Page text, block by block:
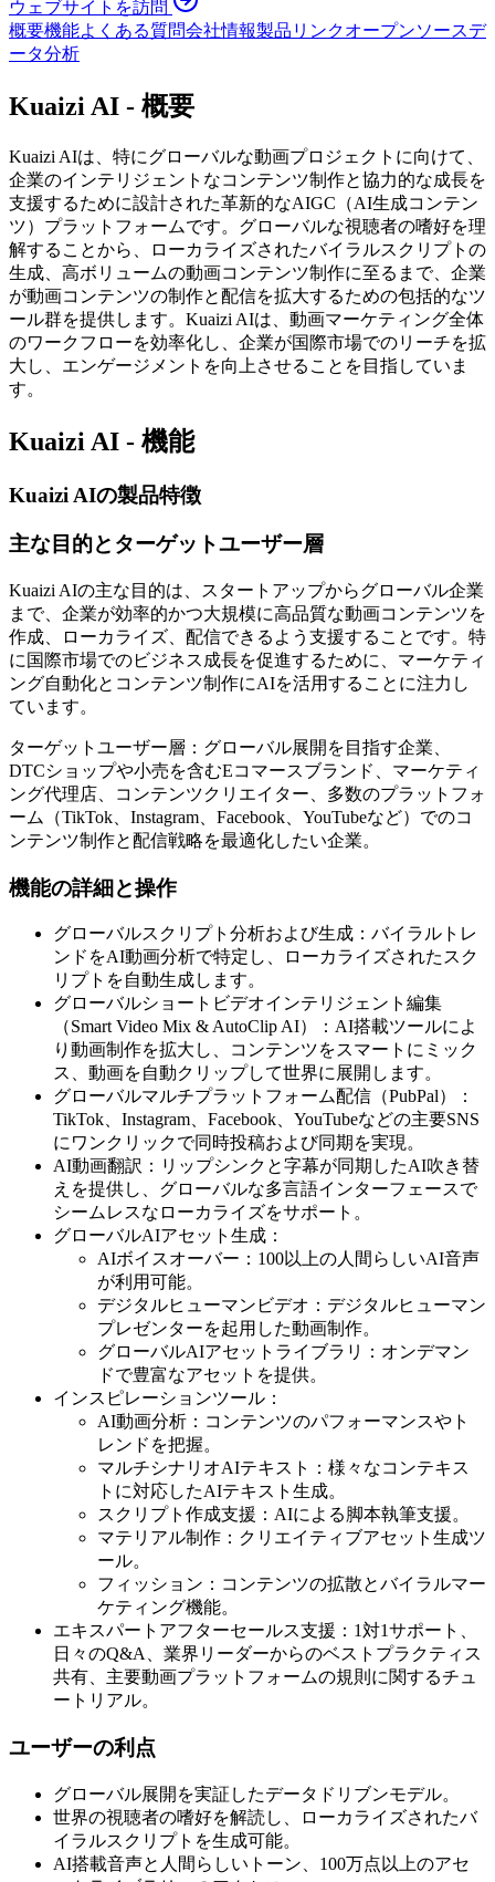
ウェブサイトを訪問
概要機能よくある質問会社情報製品リンクオープンソースデ
ータ分析
Kuaizi AI - 概要
Kuaizi AIは、特にグローバルな動画プロジェクトに向けて、
企業のインテリジェントなコンテンツ制作と協力的な成長を
支援するために設計された革新的なAIGC（AI生成コンテン
ツ）プラットフォームです。グローバルな視聴者の嗜好を理
解することから、ローカライズされたバイラルスクリプトの
生成、高ボリュームの動画コンテンツ制作に至るまで、企業
が動画コンテンツの制作と配信を拡大するための包括的なツ
ール群を提供します。Kuaizi AIは、動画マーケティング全体
のワークフローを効率化し、企業が国際市場でのリーチを拡
大し、エンゲージメントを向上させることを目指していま
す。
Kuaizi AI - 機能
Kuaizi AIの製品特徴
主な目的とターゲットユーザー層
Kuaizi AIの主な目的は、スタートアップからグローバル企業
まで、企業が効率的かつ大規模に高品質な動画コンテンツを
作成、ローカライズ、配信できるよう支援することです。特
に国際市場でのビジネス成長を促進するために、マーケティ
ング自動化とコンテンツ制作にAIを活用することに注力し
ています。
ターゲットユーザー層：グローバル展開を目指す企業、
DTCショップや小売を含むEコマースブランド、マーケティ
ング代理店、コンテンツクリエイター、多数のプラットフォ
ーム（TikTok、Instagram、Facebook、YouTubeなど）でのコ
ンテンツ制作と配信戦略を最適化したい企業。
機能の詳細と操作
グローバルスクリプト分析および生成：バイラルトレ
ンドをAI動画分析で特定し、ローカライズされたスク
リプトを自動生成します。
グローバルショートビデオインテリジェント編集
（Smart Video Mix & AutoClip AI）：AI搭載ツールによ
り動画制作を拡大し、コンテンツをスマートにミック
ス、動画を自動クリップして世界に展開します。
グローバルマルチプラットフォーム配信（PubPal）：
TikTok、Instagram、Facebook、YouTubeなどの主要SNS
にワンクリックで同時投稿および同期を実現。
AI動画翻訳：リップシンクと字幕が同期したAI吹き替
えを提供し、グローバルな多言語インターフェースで
シームレスなローカライズをサポート。
グローバルAIアセット生成：
AIボイスオーバー：100以上の人間らしいAI音声
が利用可能。
デジタルヒューマンビデオ：デジタルヒューマン
プレゼンターを起用した動画制作。
グローバルAIアセットライブラリ：オンデマン
ドで豊富なアセットを提供。
インスピレーションツール：
AI動画分析：コンテンツのパフォーマンスやト
レンドを把握。
マルチシナリオAIテキスト：様々なコンテキス
トに対応したAIテキスト生成。
スクリプト作成支援：AIによる脚本執筆支援。
マテリアル制作：クリエイティブアセット生成ツ
ール。
フィッション：コンテンツの拡散とバイラルマー
ケティング機能。
エキスパートアフターセールス支援：1対1サポート、
日々のQ&A、業界リーダーからのベストプラクティス
共有、主要動画プラットフォームの規則に関するチュ
ートリアル。
ユーザーの利点
グローバル展開を実証したデータドリブンモデル。
世界の視聴者の嗜好を解読し、ローカライズされたバ
イラルスクリプトを生成可能。
AI搭載音声と人間らしいトーン、100万点以上のアセ